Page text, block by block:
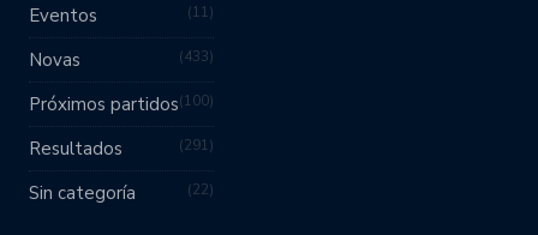
Eventos 11
Novas 433
Próximos partidos 100
Resultados 291
Sin categoría 22